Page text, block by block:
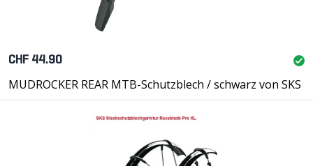
CHF 44.90
MUDROCKER REAR MTB-Schutzblech / schwarz von SKS